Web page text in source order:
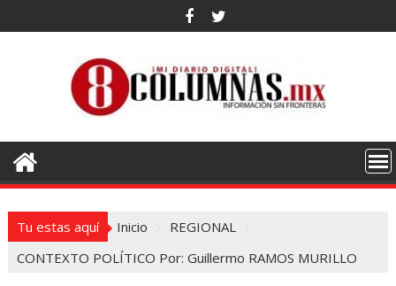
al
Tu estas aquí Inicio
REGIONAL
CONTEXTO POLÍTICO Por: Guillermo RAMOS MURILLO